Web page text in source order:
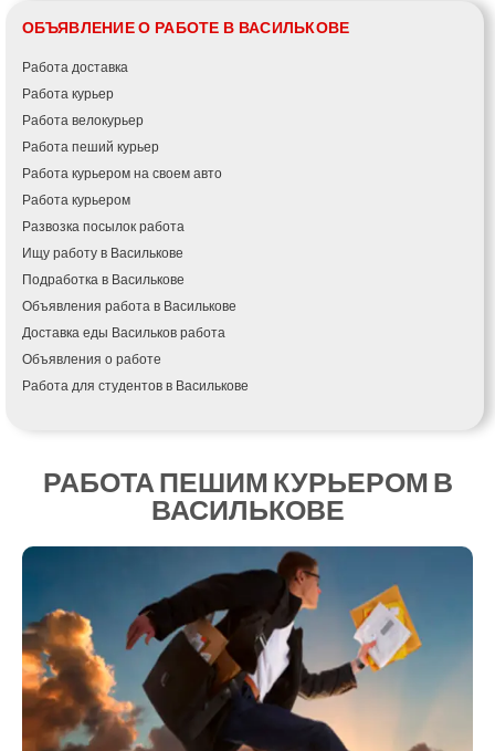
ОБЪЯВЛЕНИЕ О РАБОТЕ В ВАСИЛЬКОВЕ
Работа доставка
Работа курьер
Работа велокурьер
Работа пеший курьер
Работа курьером на своем авто
Работа курьером
Развозка посылок работа
Ищу работу в Василькове
Подработка в Василькове
Объявления работа в Василькове
Доставка еды Васильков работа
Объявления о работе
Работа для студентов в Василькове
РАБОТА ПЕШИМ КУРЬЕРОМ В
ВАСИЛЬКОВЕ
Фонтанка
Гадяч
Гатное
Глеваха
Горишние Плавни
Гостомель
Харьков
Херсон
Хмельницкий
Хмельник
Ирпень
Ивано-Франковск
Измаил
Кагарлык
Калуш
Каменец-Подольский
Канев
Казатин
Кобеляки
Коростень
Корсунь-Шевченковский
Костополь
Ковель
Козин